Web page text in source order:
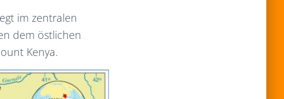
im zentralen
dem östlichen
Kenya.